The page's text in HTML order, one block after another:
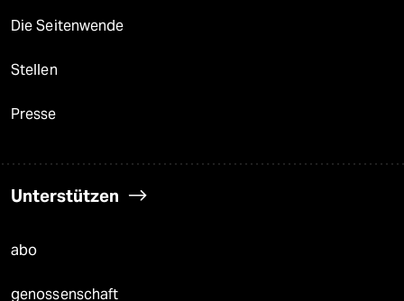
Die Seitenwende
Stellen
Presse
Unterstützen
abo
genossenschaft